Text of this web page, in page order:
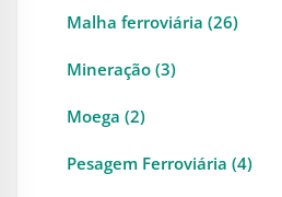
Malha ferroviária (26)
Mineração (3)
Moega (2)
Pesagem Ferroviária (4)